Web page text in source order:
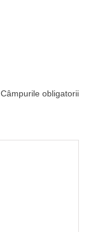
Câmpurile obligatorii